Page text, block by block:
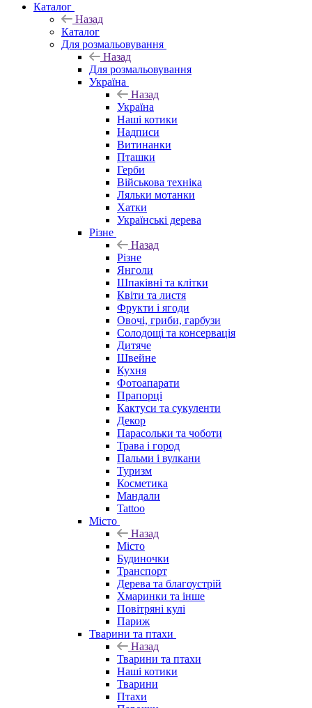
Каталог
Назад
Каталог
Для розмальовування
Назад
Для розмальовування
Україна
Назад
Україна
Наші котики
Надписи
Витинанки
Пташки
Герби
Військова техніка
Ляльки мотанки
Хатки
Українські дерева
Різне
Назад
Різне
Янголи
Шпаківні та клітки
Квіти та листя
Фрукти і ягоди
Овочі, гриби, гарбузи
Солодощі та консервація
Дитяче
Швейне
Кухня
Фотоапарати
Прапорці
Кактуси та сукуленти
Декор
Парасольки та чоботи
Трава і город
Пальми і вулкани
Туризм
Косметика
Мандали
Tattoo
Місто
Назад
Місто
Будиночки
Транспорт
Дерева та благоустрій
Хмаринки та інше
Повітряні кулі
Париж
Тварини та птахи
Назад
Тварини та птахи
Наші котики
Тварини
Птахи